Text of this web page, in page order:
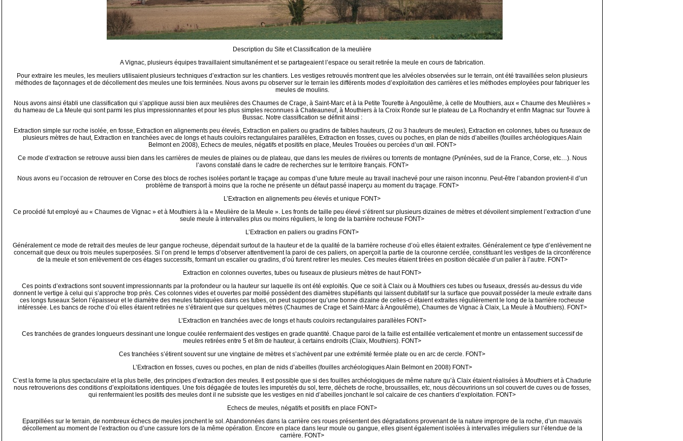
Description du Site et Classification de la meulière
A Vignac, plusieurs équipes travaillaient simultanément et se partageaient l’espace ou serait retirée la meule en cours de fabrication.
Pour extraire les meules, les meuliers utilisaient plusieurs techniques d’extraction sur les chantiers. Les vestiges retrouvés montrent que les alvéoles observées sur le terrain, ont été travaillées selon plusieurs
méthodes de façonnages et de décollement des meules une fois terminées. Nous avons pu observer sur le terrain les différents modes d’exploitation des carrières et les méthodes employées pour fabriquer les
meules de moulins.
Nous avons ainsi établi une classification qui s’applique aussi bien aux meulières des Chaumes de Crage, à Saint-Marc et à la Petite Tourette à Angoulême, à celle de Mouthiers, aux « Chaume des Meulières »
du hameau de La Meule qui sont parmi les plus impressionnantes et pour les plus simples reconnues à Chateauneuf, à Mouthiers à la Croix Ronde sur le plateau de La Rochandry et enfin Magnac sur Touvre à
Bussac. Notre classification se définit ainsi :
Extraction simple sur roche isolée, en fosse, Extraction en alignements peu élevés, Extraction en paliers ou gradins de faibles hauteurs, (2 ou 3 hauteurs de meules), Extraction en colonnes, tubes ou fuseaux de
plusieurs mètres de haut, Extraction en tranchées avec de longs et hauts couloirs rectangulaires parallèles, Extraction en fosses, cuves ou poches, en plan de nids d’abeilles (fouilles archéologiques Alain
Belmont en 2008), Echecs de meules, négatifs et positifs en place, Meules Trouées ou percées d’un œil. FONT>
Ce mode d’extraction se retrouve aussi bien dans les carrières de meules de plaines ou de plateau, que dans les meules de rivières ou torrents de montagne (Pyrénées, sud de la France, Corse, etc…). Nous
l’avons constaté dans le cadre de recherches sur le territoire français. FONT>
Nous avons eu l’occasion de retrouver en Corse des blocs de roches isolées portant le traçage au compas d’une future meule au travail inachevé pour une raison inconnu. Peut-être l’abandon provient-il d’un
problème de transport à moins que la roche ne présente un défaut passé inaperçu au moment du traçage. FONT>
L’Extraction en alignements peu élevés et unique FONT>
Ce procédé fut employé au « Chaumes de Vignac » et à Mouthiers à la « Meulière de la Meule ». Les fronts de taille peu élevé s’étirent sur plusieurs dizaines de mètres et dévoilent simplement l’extraction d’une
seule meule à intervalles plus ou moins réguliers, le long de la barrière rocheuse FONT>
L’Extraction en paliers ou gradins FONT>
Généralement ce mode de retrait des meules de leur gangue rocheuse, dépendait surtout de la hauteur et de la qualité de la barrière rocheuse d’où elles étaient extraites. Généralement ce type d’enlèvement ne
concernait que deux ou trois meules superposées. Si l’on prend le temps d’observer attentivement la paroi de ces paliers, on aperçoit la partie de la couronne cerclée, constituant les vestiges de la circonférence
de la meule et son enlèvement de ces étages successifs, formant un escalier ou gradins, d’où furent retirer les meules. Ces meules étaient tirées en position décalée d’un palier à l’autre. FONT>
Extraction en colonnes ouvertes, tubes ou fuseaux de plusieurs mètres de haut FONT>
Ces points d’extractions sont souvent impressionnants par la profondeur ou la hauteur sur laquelle ils ont été exploités. Que ce soit à Claix ou à Mouthiers ces tubes ou fuseaux, dressés au-dessus du vide
donnent le vertige à celui qui s’approche trop près. Ces colonnes vides et ouvertes par moitié possèdent des diamètres stupéfiants qui laissent dubitatif sur la surface que pouvait posséder la meule extraite dans
ces longs fuseaux Selon l’épaisseur et le diamètre des meules fabriquées dans ces tubes, on peut supposer qu’une bonne dizaine de celles-ci étaient extraites régulièrement le long de la barrière rocheuse
intéressée. Les bancs de roche d’où elles étaient retirées ne s’étiraient que sur quelques mètres (Chaumes de Crage et Saint-Marc à Angoulême), Chaumes de Vignac à Claix, La Meule à Mouthiers). FONT>
L’Extraction en tranchées avec de longs et hauts couloirs rectangulaires parallèles FONT>
Ces tranchées de grandes longueurs dessinant une longue coulée renfermaient des vestiges en grade quantité. Chaque paroi de la faille est entaillée verticalement et montre un entassement successif de
meules retirées entre 5 et 8m de hauteur, à certains endroits (Claix, Mouthiers). FONT>
Ces tranchées s’étirent souvent sur une vingtaine de mètres et s’achèvent par une extrémité fermée plate ou en arc de cercle. FONT>
L’Extraction en fosses, cuves ou poches, en plan de nids d’abeilles (fouilles archéologiques Alain Belmont en 2008) FONT>
C’est la forme la plus spectaculaire et la plus belle, des principes d’extraction des meules. Il est possible que si des fouilles archéologiques de même nature qu’à Claix étaient réalisées à Mouthiers et à Chadurie
nous retrouverions des conditions d’exploitations identiques. Une fois dégagée de toutes les impuretés du sol, terre, déchets de roche, broussailles, etc, nous découvririons un sol couvert de cuves ou de fosses,
qui renfermaient les positifs des meules dont il ne subsiste que les vestiges en nid d’abeilles jonchant le sol calcaire de ces chantiers d’exploitation. FONT>
Echecs de meules, négatifs et positifs en place FONT>
Eparpillées sur le terrain, de nombreux échecs de meules jonchent le sol. Abandonnées dans la carrière ces roues présentent des dégradations provenant de la nature impropre de la roche, d’un mauvais
décollement au moment de l’extraction ou d’une cassure lors de la même opération. Encore en place dans leur moule ou gangue, elles gisent également isolées à intervalles irréguliers sur l’étendue de la
carrière. FONT>